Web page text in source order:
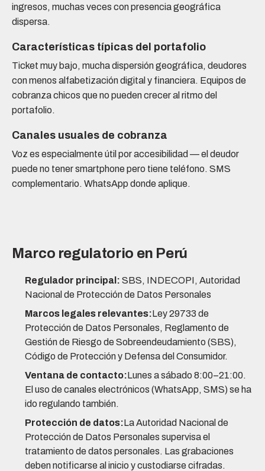
ingresos, muchas veces con presencia geográfica
dispersa.
Características típicas del portafolio
Ticket muy bajo, mucha dispersión geográfica, deudores
con menos alfabetización digital y financiera. Equipos de
cobranza chicos que no pueden crecer al ritmo del
portafolio.
Canales usuales de cobranza
Voz es especialmente útil por accesibilidad — el deudor
puede no tener smartphone pero tiene teléfono. SMS
complementario. WhatsApp donde aplique.
Marco regulatorio en Perú
Regulador principal: SBS, INDECOPI, Autoridad
Nacional de Protección de Datos Personales
Marcos legales relevantes:Ley 29733 de
Protección de Datos Personales, Reglamento de
Gestión de Riesgo de Sobreendeudamiento (SBS),
Código de Protección y Defensa del Consumidor.
Ventana de contacto:Lunes a sábado 8:00–21:00.
El uso de canales electrónicos (WhatsApp, SMS) se ha
ido regulando también.
Protección de datos:La Autoridad Nacional de
Protección de Datos Personales supervisa el
tratamiento de datos personales. Las grabaciones
deben notificarse al inicio y custodiarse cifradas.